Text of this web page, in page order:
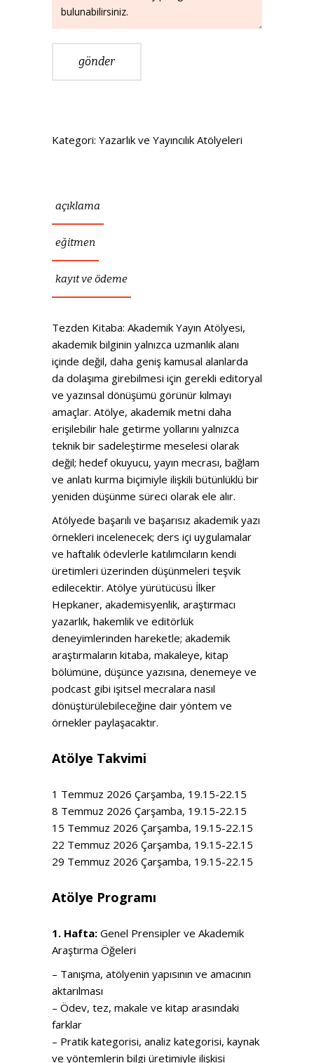
gönder
Kategori: Yazarlık ve Yayıncılık Atölyeleri
açıklama
eğitmen
kayıt ve ödeme
Tezden Kitaba: Akademik Yayın Atölyesi,
akademik bilginin yalnızca uzmanlık alanı
içinde değil, daha geniş kamusal alanlarda
da dolaşıma girebilmesi için gerekli editoryal
ve yazınsal dönüşümü görünür kılmayı
amaçlar. Atölye, akademik metni daha
erişilebilir hale getirme yollarını yalnızca
teknik bir sadeleştirme meselesi olarak
değil; hedef okuyucu, yayın mecrası, bağlam
ve anlatı kurma biçimiyle ilişkili bütünlüklü bir
yeniden düşünme süreci olarak ele alır.
Atölyede başarılı ve başarısız akademik yazı
örnekleri incelenecek; ders içi uygulamalar
ve haftalık ödevlerle katılımcıların kendi
üretimleri üzerinden düşünmeleri teşvik
edilecektir. Atölye yürütücüsü İlker
Hepkaner, akademisyenlik, araştırmacı
yazarlık, hakemlik ve editörlük
deneyimlerinden hareketle; akademik
araştırmaların kitaba, makaleye, kitap
bölümüne, düşünce yazısına, denemeye ve
podcast gibi işitsel mecralara nasıl
dönüştürülebileceğine dair yöntem ve
örnekler paylaşacaktır.
Atölye Takvimi
1 Temmuz 2026 Çarşamba, 19.15-22.15
8 Temmuz 2026 Çarşamba, 19.15-22.15
15 Temmuz 2026 Çarşamba, 19.15-22.15
22 Temmuz 2026 Çarşamba, 19.15-22.15
29 Temmuz 2026 Çarşamba, 19.15-22.15
Atölye Programı
1. Hafta: Genel Prensipler ve Akademik
Araştırma Öğeleri
– Tanışma, atölyenin yapısının ve amacının
aktarılması
– Ödev, tez, makale ve kitap arasındaki
farklar
– Pratik kategorisi, analiz kategorisi, kaynak
ve yöntemlerin bilgi üretimiyle ilişkisi